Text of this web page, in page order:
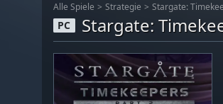
Alle Spiele Strategie Stargate:
PC Stargate: